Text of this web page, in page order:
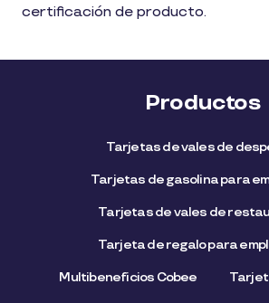
certificación de producto.
Productos
Tarjetas de vales de
Tarjetas de gasolina para
Tarjetas de vales de
Tarjeta de regalo para
Multibeneficios Cobee